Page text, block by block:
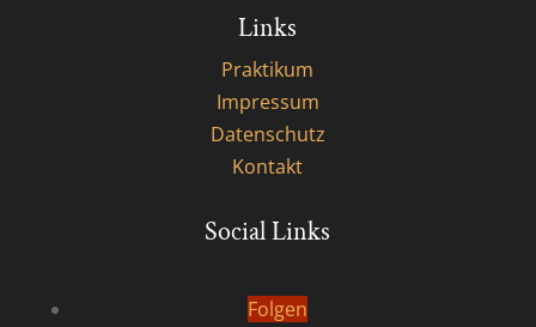
Links
Praktikum
Impressum
Datenschutz
Kontakt
Social Links
Folgen